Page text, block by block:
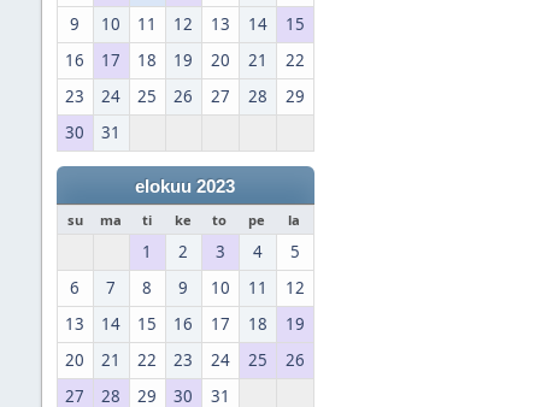
9
10 11 12 13 14
15
16
17 18 19 20 21
22
23
24 25 26 27 28
29
30
31
elokuu 2023
su ma ti ke to pe la
1 2 3 4
5
6
7 8 9 10 11
12
13
14 15 16 17 18
19
20
21 22 23 24 25
26
27
28 29 30 31